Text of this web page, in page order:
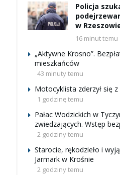
Policja
w
16 minut temu
„Aktywne Krosno”.
mieszkańców
43 minuty temu
Motocyklista zderzył się
1 godzinę temu
Pałac Wodzickich w
zwiedzających. Wstęp
2 godziny temu
Starocie, rękodzieło i
Jarmark w Krośnie
2 godziny temu